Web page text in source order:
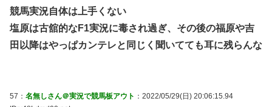
競馬実況自体は上手くない
塩原は古舘的なF1実況に毒され過ぎ、その後の福原や吉
田以降はやっぱカンテレと同じく聞いてても耳に残らんな
57： 名無しさん＠実況で競馬板アウト ：2022/05/29(日) 20:06:15.94